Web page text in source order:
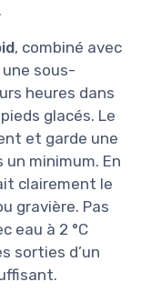
, combiné avec
sous-
heures dans
glacés. Le
et garde une
minimum. En
clairement le
gravière. Pas
eau à 2 °C
sorties d’un